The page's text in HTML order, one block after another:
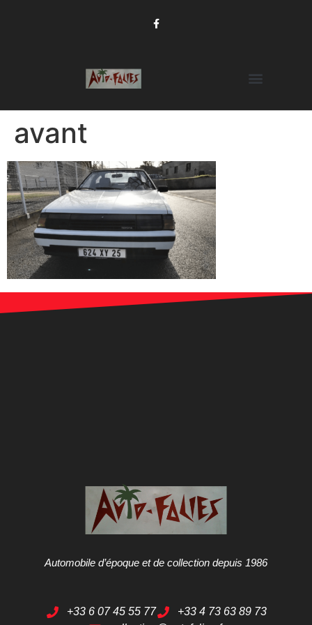
avant
Automobile d’époque et de collection depuis 1986
+33 6 07 45 55 77
+33 4 73 63 89 73